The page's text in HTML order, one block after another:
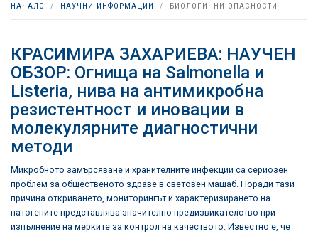
НАЧАЛО НАУЧНИ ИНФОРМАЦИИ БИОЛОГИЧНИ ОПАСНОСТИ
КРАСИМИРА ЗАХАРИЕВА: НАУЧЕН
ОБЗОР: Огнища на Salmonella и
Listeria, нива на антимикробна
резистентност и иновации в
молекулярните диагностични
методи
Микробното замърсяване и хранителните инфекции са сериозен
проблем за общественото здраве в световен мащаб. Поради тази
причина откриването, мониторингът и характеризирането на
патогените представлява значително предизвикателство при
изпълнение на мерките за контрол на качеството. Известно е, че